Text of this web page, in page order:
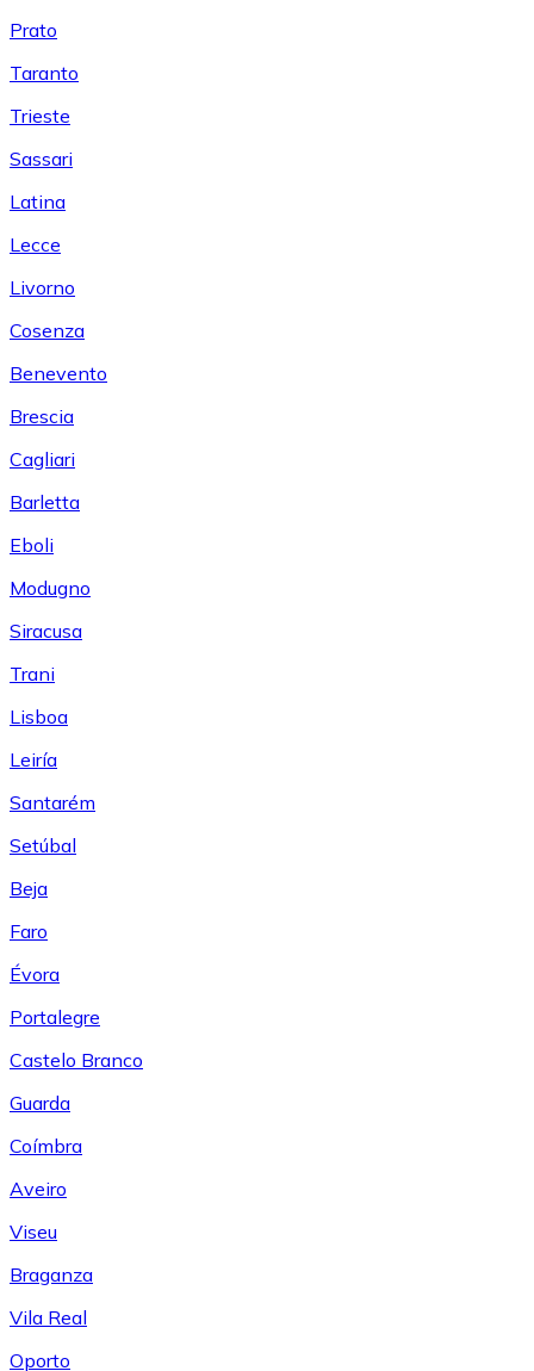
Prato
Taranto
Trieste
Sassari
Latina
Lecce
Livorno
Cosenza
Benevento
Brescia
Cagliari
Barletta
Eboli
Modugno
Siracusa
Trani
Lisboa
Leiría
Santarém
Setúbal
Beja
Faro
Évora
Portalegre
Castelo Branco
Guarda
Coímbra
Aveiro
Viseu
Braganza
Vila Real
Oporto